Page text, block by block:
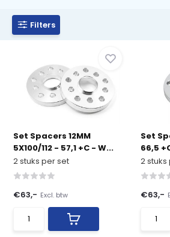
Filters
Set Spacers 12MM
5X100/112 - 57,1 +C - W...
2 stuks per set
€63,- Excl. btw
Set
66,5
2
€63,-